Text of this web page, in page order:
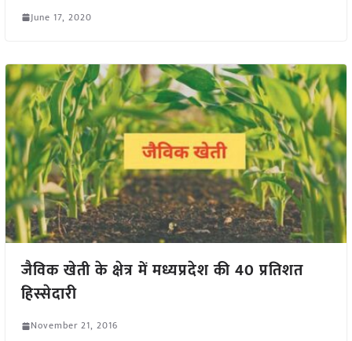
June 17, 2020
जैविक खेती के क्षेत्र में मध्यप्रदेश की 40 प्रतिशत
हिस्सेदारी
November 21, 2016